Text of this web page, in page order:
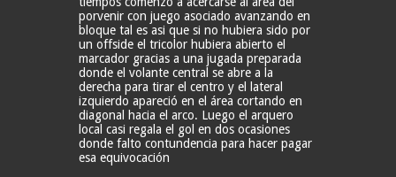
porvenir con juego asociado avanzando en
bloque tal es asi que si no hubiera sido por
un offside el tricolor hubiera abierto el
marcador gracias a una jugada preparada
donde el volante central se abre a la
derecha para tirar el centro y el lateral
izquierdo apareció en el área cortando en
diagonal hacia el arco. Luego el arquero
local casi regala el gol en dos ocasiones
donde falto contundencia para hacer pagar
esa equivocación